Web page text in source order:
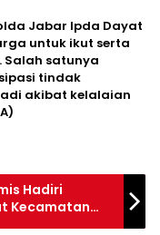
Jabar Ipda Dayat
untuk ikut serta
satunya
tindak
akibat kelalaian
Kecamatan